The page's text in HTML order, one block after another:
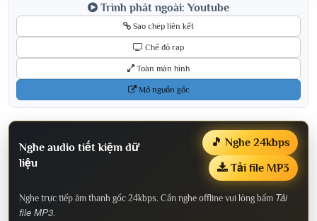
Trình phát ngoài: Youtube
Sao chép liên kết
Chế độ rạp
Toàn màn hình
Mở nguồn gốc
Nghe audio tiết kiệm dữ
liệu
🎵 Nghe 24kbps
Tải file MP3
Nghe trực tiếp âm thanh gốc 24kbps. Cần nghe offline vui lòng bấm Tải
file MP3.